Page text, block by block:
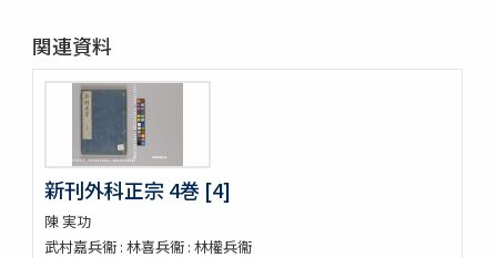
北女閭起原 3巻
さんてう記ときのたいこ
さんてう記ときのたいこ
疱瘡絵
繪本子供あそひ
有馬山温泉由来 . 下野國安蘇郡赤岩庚申山記
伊香保志
野州鹽原温泉真圖
関連資料
新刊外科正宗 4巻 [4]
陳 実功
武村嘉兵衞 : 林喜兵衞 : 林權兵衞